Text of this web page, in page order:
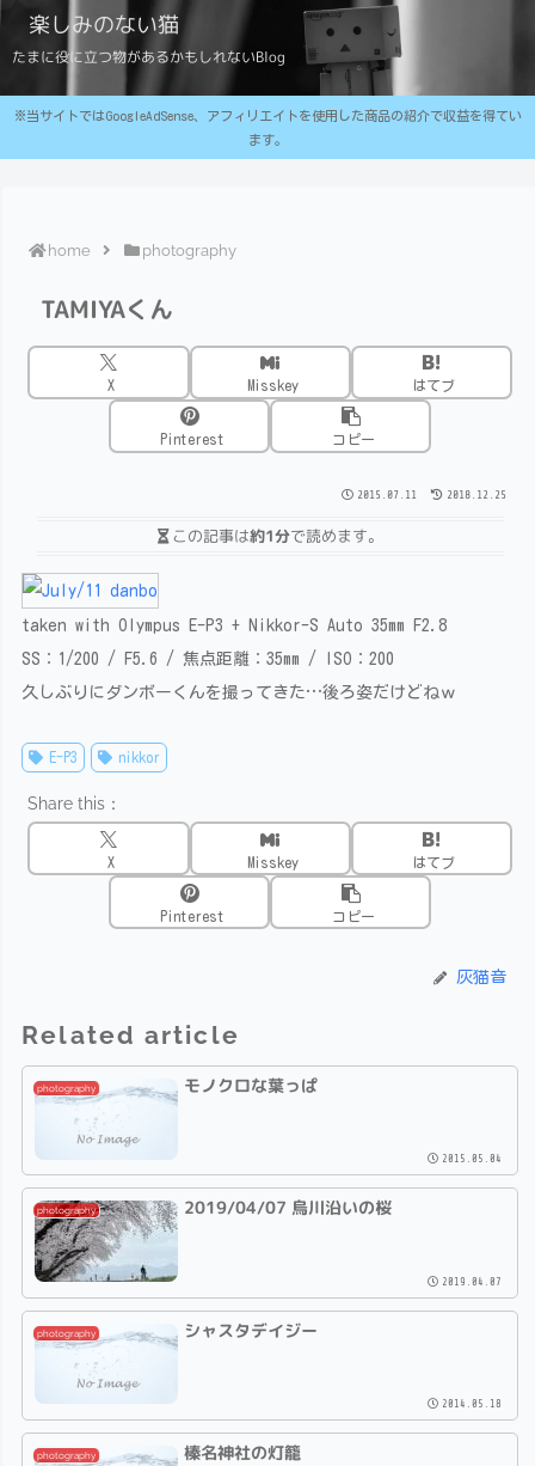
楽しみのない猫
たまに役に立つ物があるかもしれないBlog
※当サイトではGoogleAdSense、アフィリエイトを使用した商品の紹介で収益を得てい
ます。
home photography
TAMIYAくん
X Misskey はてブ
Pinterest コピー
2015.07.11 2018.12.25
この記事は約1分で読めます。
taken with Olympus E-P3 + Nikkor-S Auto 35mm F2.8
SS：1/200 / F5.6 / 焦点距離：35mm / ISO：200
久しぶりにダンボーくんを撮ってきた…後ろ姿だけどねｗ
E-P3 nikkor
Share this：
X Misskey はてブ
Pinterest コピー
灰猫音
Related article
photography モノクロな葉っぱ
2015.05.04
photography 2019/04/07 烏川沿いの桜
2019.04.07
photography シャスタデイジー
2014.05.18
photography 榛名神社の灯籠